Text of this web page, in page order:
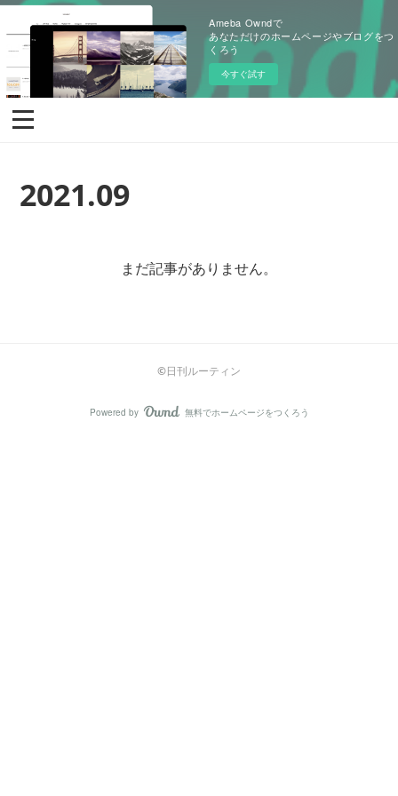
Ameba Owndで
あなただけのホームページやブログをつ
くろう
今すぐ試す
2021.09
まだ記事がありません。
©日刊ルーティン
Powered by AmebaOwnd
無料でホームページをつくろう